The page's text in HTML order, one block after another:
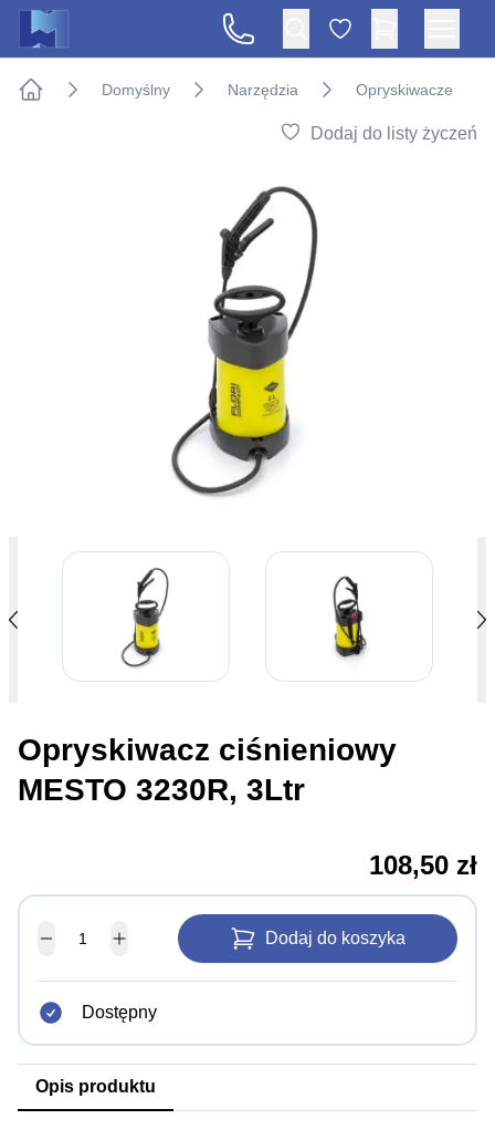
Domyślny Narzędzia Opryskiwacze
Dodaj do listy życzeń
Opryskiwacz ciśnieniowy
MESTO 3230R, 3Ltr
108,50 zł
Dodaj do koszyka
Dostępny
Opis produktu